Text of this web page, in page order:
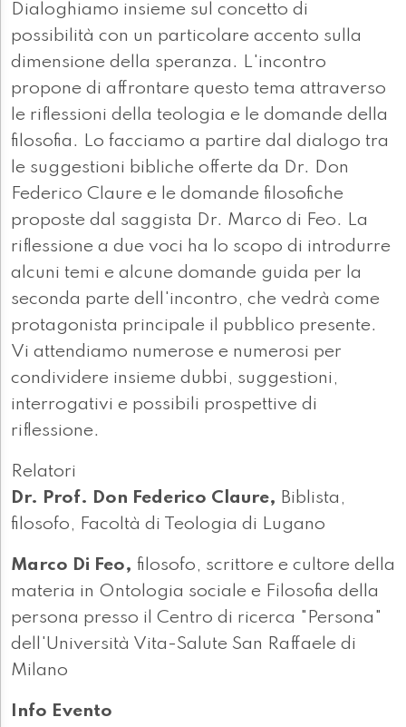
Dialoghiamo insieme sul concetto di
possibilità con un particolare accento sulla
dimensione della speranza. L'incontro
propone di affrontare questo tema attraverso
le riflessioni della teologia e le domande della
filosofia. Lo facciamo a partire dal dialogo tra
le suggestioni bibliche offerte da Dr. Don
Federico Claure e le domande filosofiche
proposte dal saggista Dr. Marco di Feo. La
riflessione a due voci ha lo scopo di introdurre
alcuni temi e alcune domande guida per la
seconda parte dell'incontro, che vedrà come
protagonista principale il pubblico presente.
Vi attendiamo numerose e numerosi per
condividere insieme dubbi, suggestioni,
interrogativi e possibili prospettive di
riflessione.
Relatori
Dr. Prof. Don Federico Claure, Biblista,
filosofo, Facoltà di Teologia di Lugano
Marco Di Feo, filosofo, scrittore e cultore della
materia in Ontologia sociale e Filosofia della
persona presso il Centro di ricerca "Persona"
dell'Università Vita-Salute San Raffaele di
Milano
Info Evento